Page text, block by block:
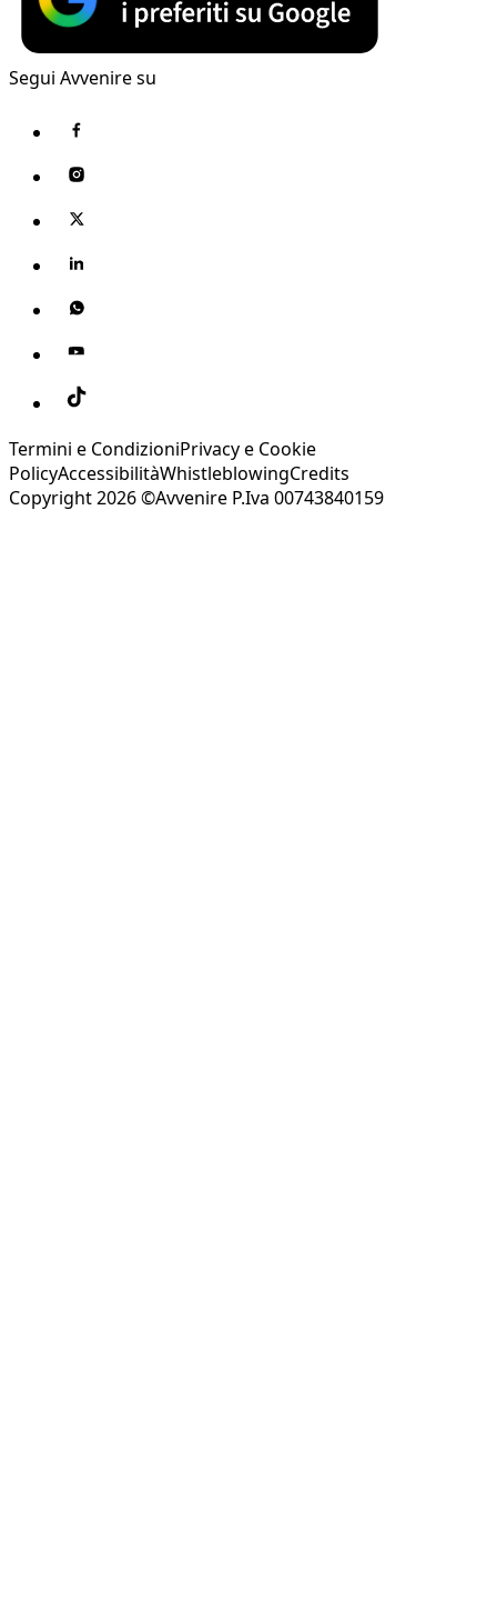
Segui Avvenire su
Termini e CondizioniPrivacy e Cookie
PolicyAccessibilitàWhistleblowingCredits
Copyright 2026 ©Avvenire P.Iva 00743840159